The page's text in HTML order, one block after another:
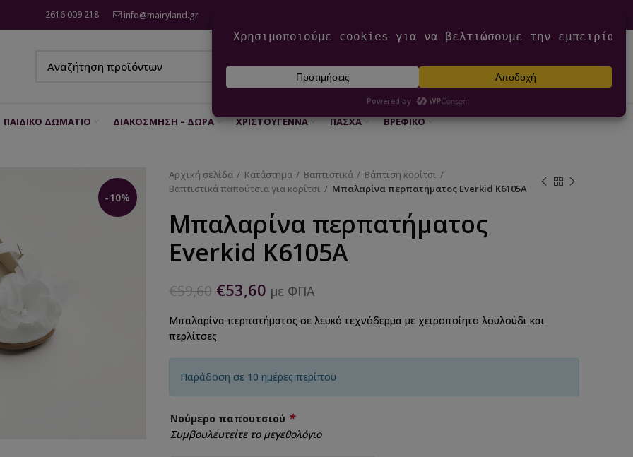
2616 009 218 info@mairyland.gr
ΕΊΣΟΔΟΣ / ΕΓΓΡΑΦΉ €0,00
ΠΑΙΔΙΚΌ ΔΩΜΆΤΙΟ ΔΙΑΚΌΣΜΗΣΗ – ΔΏΡΑ ΧΡΙΣΤΟΎΓΕΝΝΑ ΠΆΣΧΑ ΒΡΕΦΙΚΌ
-10%
Αρχική σελίδα Κατάστημα Βαπτιστικά
Βάπτιση κορίτσι
Βαπτιστικά παπούτσια για κορίτσι
Μπαλαρίνα περπατήματος Everkid K6105A
Μπαλαρίνα περπατήματος
Everkid K6105A
€59,60 €53,60 με ΦΠΑ
Μπαλαρίνα περπατήματος σε λευκό τεχνόδερμα με χειροποίητο λουλούδι και
περλίτσες
Παράδοση σε 10 ημέρες περίπου
Νούμερο παπουτσιού *
Συμβουλευτείτε το μεγεθολόγιο